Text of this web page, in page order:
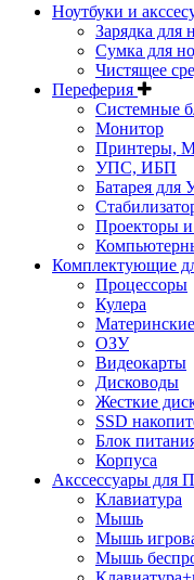
Ноутбуки и
Зарядка для
Сумка для
Чистящее
Переферия
Системные
Монитор
Принтеры,
УПС, ИБП
Батарея для
Проекторы
Комплектующие
Процессоры
Кулера
ОЗУ
Видеокарты
Дисководы
Жесткие
SSD
Блок
Корпуса
Акссессуары для
Клавиатура
Мышь
Мышь
Мышь